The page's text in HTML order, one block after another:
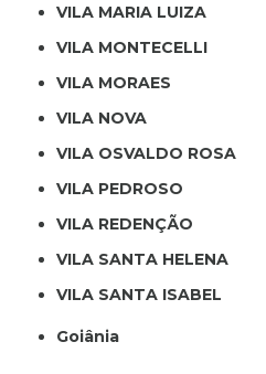
VILA MARIA LUIZA
VILA MONTECELLI
VILA MORAES
VILA NOVA
VILA OSVALDO ROSA
VILA PEDROSO
VILA REDENÇÃO
VILA SANTA HELENA
VILA SANTA ISABEL
Goiânia